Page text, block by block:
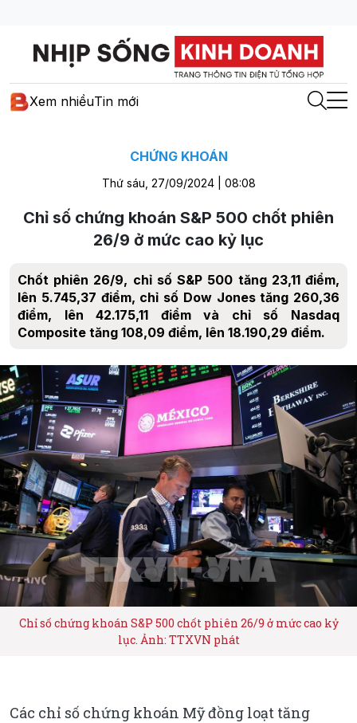
Xem nhiềuTin mới
CHỨNG KHOÁN
Thứ sáu, 27/09/2024 | 08:08
Chỉ số chứng khoán S&P 500 chốt phiên
26/9 ở mức cao kỷ lục
Chốt phiên 26/9, chỉ số S&P 500 tăng 23,11 điểm,
lên 5.745,37 điểm, chỉ số Dow Jones tăng 260,36
điểm, lên 42.175,11 điểm và chỉ số Nasdaq
Composite tăng 108,09 điểm, lên 18.190,29 điểm.
Chỉ số chứng khoán S&P 500 chốt phiên 26/9 ở mức cao kỷ
lục. Ảnh: TTXVN phát
Các chỉ số chứng khoán Mỹ đồng loạt tăng